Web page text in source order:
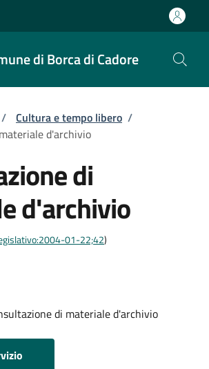
di Borca di Cadore
pane
/ Cultura e tempo libero /
d'archivio
di
d'archivio
01-22;42)
di materiale d'archivio